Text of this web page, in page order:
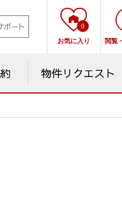
ポート 0
お気に入り 閲覧・
物件リクエスト